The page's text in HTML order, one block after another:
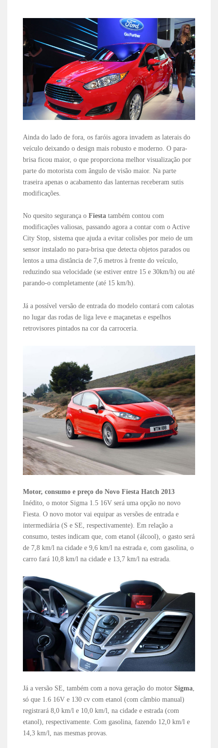
Ainda do lado de fora, os faróis agora invadem as laterais do
veículo deixando o design mais robusto e moderno. O para-
brisa ficou maior, o que proporciona melhor visualização por
parte do motorista com ângulo de visão maior. Na parte
traseira apenas o acabamento das lanternas receberam sutis
modificações.
No quesito segurança o Fiesta também contou com
modificações valiosas, passando agora a contar com o Active
City Stop, sistema que ajuda a evitar colisões por meio de um
sensor instalado no para-brisa que detecta objetos parados ou
lentos a uma distância de 7,6 metros à frente do veículo,
reduzindo sua velocidade (se estiver entre 15 e 30km/h) ou até
parando-o completamente (até 15 km/h).
Já a possível versão de entrada do modelo contará com calotas
no lugar das rodas de liga leve e maçanetas e espelhos
retrovisores pintados na cor da carroceria.
Motor, consumo e preço do Novo Fiesta Hatch 2013
Inédito, o motor Sigma 1.5 16V será uma opção no novo
Fiesta. O novo motor vai equipar as versões de entrada e
intermediária (S e SE, respectivamente). Em relação a
consumo, testes indicam que, com etanol (álcool), o gasto será
de 7,8 km/l na cidade e 9,6 km/l na estrada e, com gasolina, o
carro fará 10,8 km/l na cidade e 13,7 km/l na estrada.
Já a versão SE, também com a nova geração do motorSigma,
só que 1.6 16V e 130 cv com etanol (com câmbio manual)
registrará 8,0 km/l e 10,0 km/l, na cidade e estrada (com
etanol), respectivamente. Com gasolina, fazendo 12,0 km/l e
14,3 km/l, nas mesmas provas.